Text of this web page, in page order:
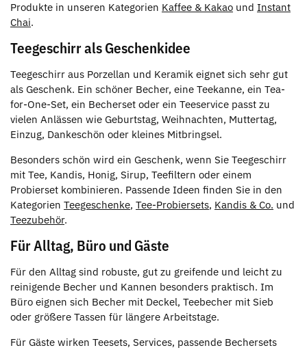
Produkte in unseren Kategorien Kaffee & Kakao und Instant
Chai.
Teegeschirr als Geschenkidee
Teegeschirr aus Porzellan und Keramik eignet sich sehr gut
als Geschenk. Ein schöner Becher, eine Teekanne, ein Tea-
for-One-Set, ein Becherset oder ein Teeservice passt zu
vielen Anlässen wie Geburtstag, Weihnachten, Muttertag,
Einzug, Dankeschön oder kleines Mitbringsel.
Besonders schön wird ein Geschenk, wenn Sie Teegeschirr
mit Tee, Kandis, Honig, Sirup, Teefiltern oder einem
Probierset kombinieren. Passende Ideen finden Sie in den
Kategorien Teegeschenke, Tee-Probiersets, Kandis & Co. und
Teezubehör.
Für Alltag, Büro und Gäste
Für den Alltag sind robuste, gut zu greifende und leicht zu
reinigende Becher und Kannen besonders praktisch. Im
Büro eignen sich Becher mit Deckel, Teebecher mit Sieb
oder größere Tassen für längere Arbeitstage.
Für Gäste wirken Teesets, Services, passende Bechersets